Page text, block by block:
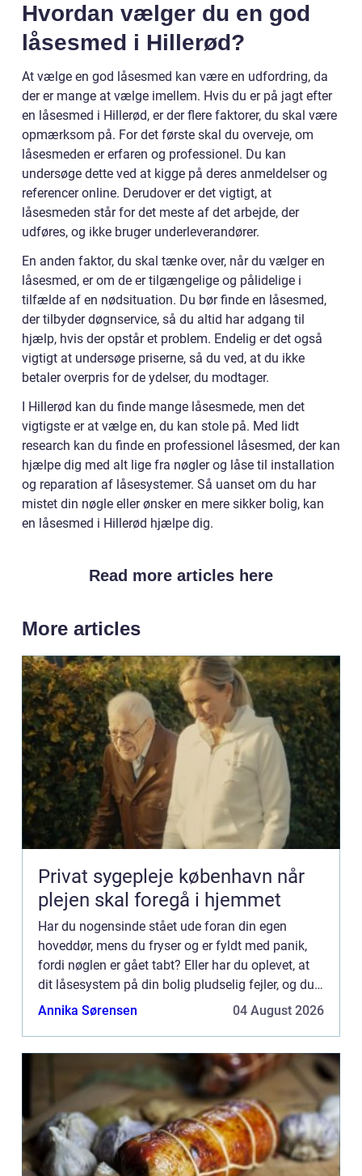
Hvordan vælger du en god
låsesmed i Hillerød?
At vælge en god låsesmed kan være en udfordring, da
der er mange at vælge imellem. Hvis du er på jagt efter
en låsesmed i Hillerød, er der flere faktorer, du skal være
opmærksom på. For det første skal du overveje, om
låsesmeden er erfaren og professionel. Du kan
undersøge dette ved at kigge på deres anmeldelser og
referencer online. Derudover er det vigtigt, at
låsesmeden står for det meste af det arbejde, der
udføres, og ikke bruger underleverandører.
En anden faktor, du skal tænke over, når du vælger en
låsesmed, er om de er tilgængelige og pålidelige i
tilfælde af en nødsituation. Du bør finde en låsesmed,
der tilbyder døgnservice, så du altid har adgang til
hjælp, hvis der opstår et problem. Endelig er det også
vigtigt at undersøge priserne, så du ved, at du ikke
betaler overpris for de ydelser, du modtager.
I Hillerød kan du finde mange låsesmede, men det
vigtigste er at vælge en, du kan stole på. Med lidt
research kan du finde en professionel låsesmed, der kan
hjælpe dig med alt lige fra nøgler og låse til installation
og reparation af låsesystemer. Så uanset om du har
mistet din nøgle eller ønsker en mere sikker bolig, kan
en låsesmed i Hillerød hjælpe dig.
Read more articles here
More articles
Privat sygepleje københavn når
plejen skal foregå i hjemmet
Har du nogensinde stået ude foran din egen
hoveddør, mens du fryser og er fyldt med panik,
fordi nøglen er gået tabt? Eller har du oplevet, at
dit låsesystem på din bolig pludselig fejler, og du
ikke kan lå...
Annika Sørensen 04 August 2026